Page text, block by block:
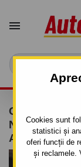
Cookies sunt
statistici și
oferi funcții de
și reclamele.

CÂRLIG DE
NUBIRA -
AUTOMAT